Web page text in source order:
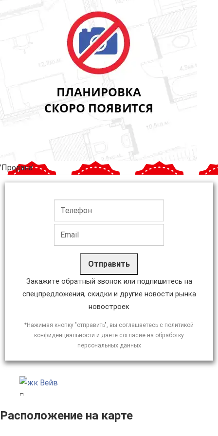
'Продана'
Отправить
Закажите обратный звонок или подпишитесь на
спецпредложения, скидки и другие новости рынка
новостроек
*Нажимая кнопку "отправить", вы соглашаетесь с политикой
конфиденциальности и даете согласие на обработку
персональных данных
Расположение на карте